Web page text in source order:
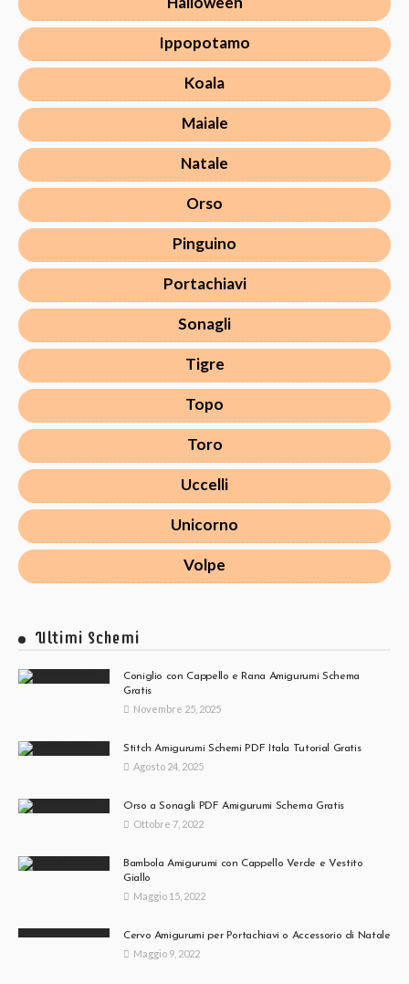
Ippopotamo
Koala
Maiale
Natale
Orso
Pinguino
Portachiavi
Sonagli
Tigre
Topo
Toro
Uccelli
Unicorno
Volpe
Ultimi Schemi
Coniglio con Cappello e Rana Amigurumi Schema
Gratis
Novembre 25, 2025
Stitch Amigurumi Schemi PDF Itala Tutorial Gratis
Agosto 24, 2025
Orso a Sonagli PDF Amigurumi Schema Gratis
Ottobre 7, 2022
Bambola Amigurumi con Cappello Verde e Vestito
Giallo
Maggio 15, 2022
Cervo Amigurumi per Portachiavi o Accessorio di Natale
Maggio 9, 2022